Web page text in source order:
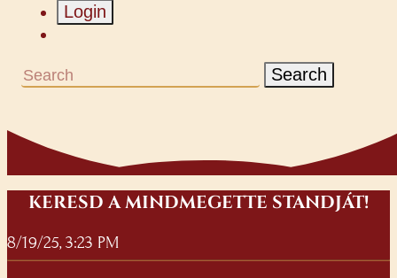
Login
Search
KERESD A MINDMEGETTE STANDJÁT!
8/19/25, 3:23 PM